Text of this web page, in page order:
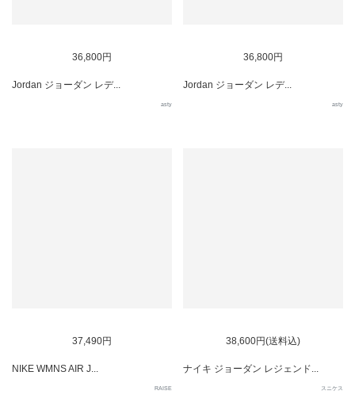
36,800円
Jordan ジョーダン レデ...
asty
36,800円
Jordan ジョーダン レデ...
asty
37,490円
NIKE WMNS AIR J...
RAISE
38,600円(送料込)
ナイキ ジョーダン レジェンド...
スニケス